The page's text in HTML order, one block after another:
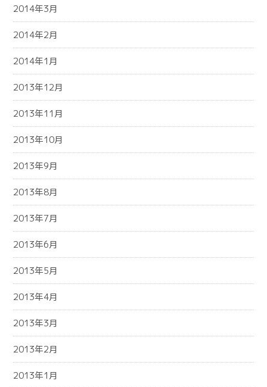
2014年3月
2014年2月
2014年1月
2013年12月
2013年11月
2013年10月
2013年9月
2013年8月
2013年7月
2013年6月
2013年5月
2013年4月
2013年3月
2013年2月
2013年1月